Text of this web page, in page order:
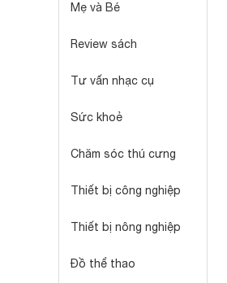
Mẹ và Bé
Review sách
Tư vấn nhạc cụ
Sức khoẻ
Chăm sóc thú cưng
Thiết bị công nghiệp
Thiết bị nông nghiệp
Đồ thể thao